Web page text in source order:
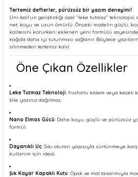
Tertemiz defterler, pürüzsüz bir yazım deneyimi!
Uni-ball’un geliştirdiği özel “leke tutmaz” teknolojisi
net, koyu ve uzun ömürlü. Önceki modelin güçlü,
kalitesini korurken; eklenen yeni formülü
kağıda daha iyi tutunması sağlanır. Böylece
silinmeden tertemiz kalır.
Öne Çıkan Özellikler
Leke Tutmaz Teknoloji: Fosforlu kalem veya keçeli
bile yazınız dağılmaz.
Nano Elmas Gücü: Daha koyu, güçlü ve pürüzsüz
formül.
Dayanıklı Uç: Sıkı oturan yapısıyla sürtünmeye
kullanım için ideal.
Şık Kayar Kapaklı Kutu: Opak ve mat tasarımıyla